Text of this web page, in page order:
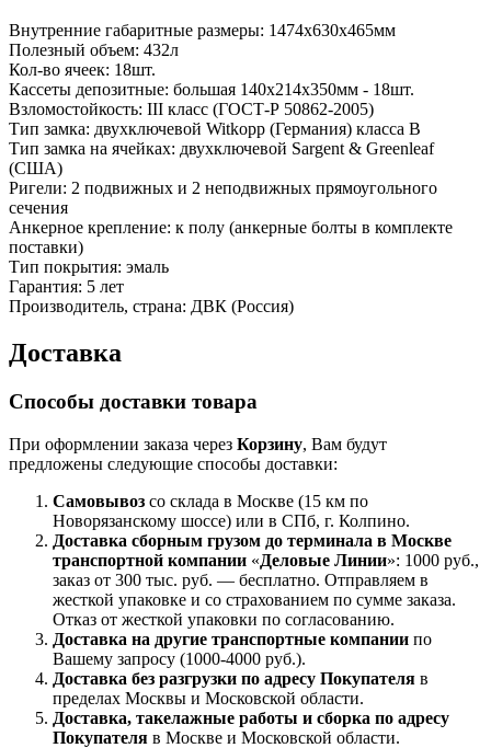
Внутренние габаритные размеры: 1474х630х465мм
Полезный объем: 432л
Кол-во ячеек: 18шт.
Кассеты депозитные: большая 140х214х350мм - 18шт.
Взломостойкость: III класс (ГОСТ-Р 50862-2005)
Тип замка: двухключевой Witkopp (Германия) класса В
Тип замка на ячейках: двухключевой Sargent & Greenleaf
(США)
Ригели: 2 подвижных и 2 неподвижных прямоугольного
сечения
Анкерное крепление: к полу (анкерные болты в комплекте
поставки)
Тип покрытия: эмаль
Гарантия: 5 лет
Производитель, страна: ДВК (Россия)
Доставка
Способы доставки товара
При оформлении заказа через Корзину, Вам будут
предложены следующие способы доставки:
Самовывоз со склада в Москве (15 км по
Новорязанскому шоссе) или в СПб, г. Колпино.
Доставка сборным грузом до терминала в Москве
транспортной компании «Деловые Линии»: 1000 руб.,
заказ от 300 тыс. руб. — бесплатно. Отправляем в
жесткой упаковке и со страхованием по сумме заказа.
Отказ от жесткой упаковки по согласованию.
Доставка на другие транспортные компании по
Вашему запросу (1000-4000 руб.).
Доставка без разгрузки по адресу Покупателя в
пределах Москвы и Московской области.
Доставка, такелажные работы и сборка по адресу
Покупателя в Москве и Московской области.